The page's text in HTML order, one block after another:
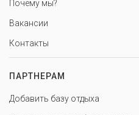
Почему мы?
Вакансии
Контакты
ПАРТНЕРАМ
Добавить базу отдыха